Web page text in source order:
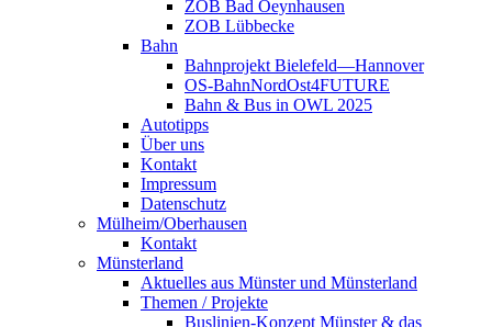
ZOB Bad Oeynhausen
ZOB Lübbecke
Bahn
Bahnprojekt Bielefeld—Hannover
OS-BahnNordOst4FUTURE
Bahn & Bus in OWL 2025
Autotipps
Über uns
Kontakt
Impressum
Datenschutz
Mülheim/Oberhausen
Kontakt
Münsterland
Aktuelles aus Münster und Münsterland
Themen / Projekte
Buslinien-Konzept Münster & das